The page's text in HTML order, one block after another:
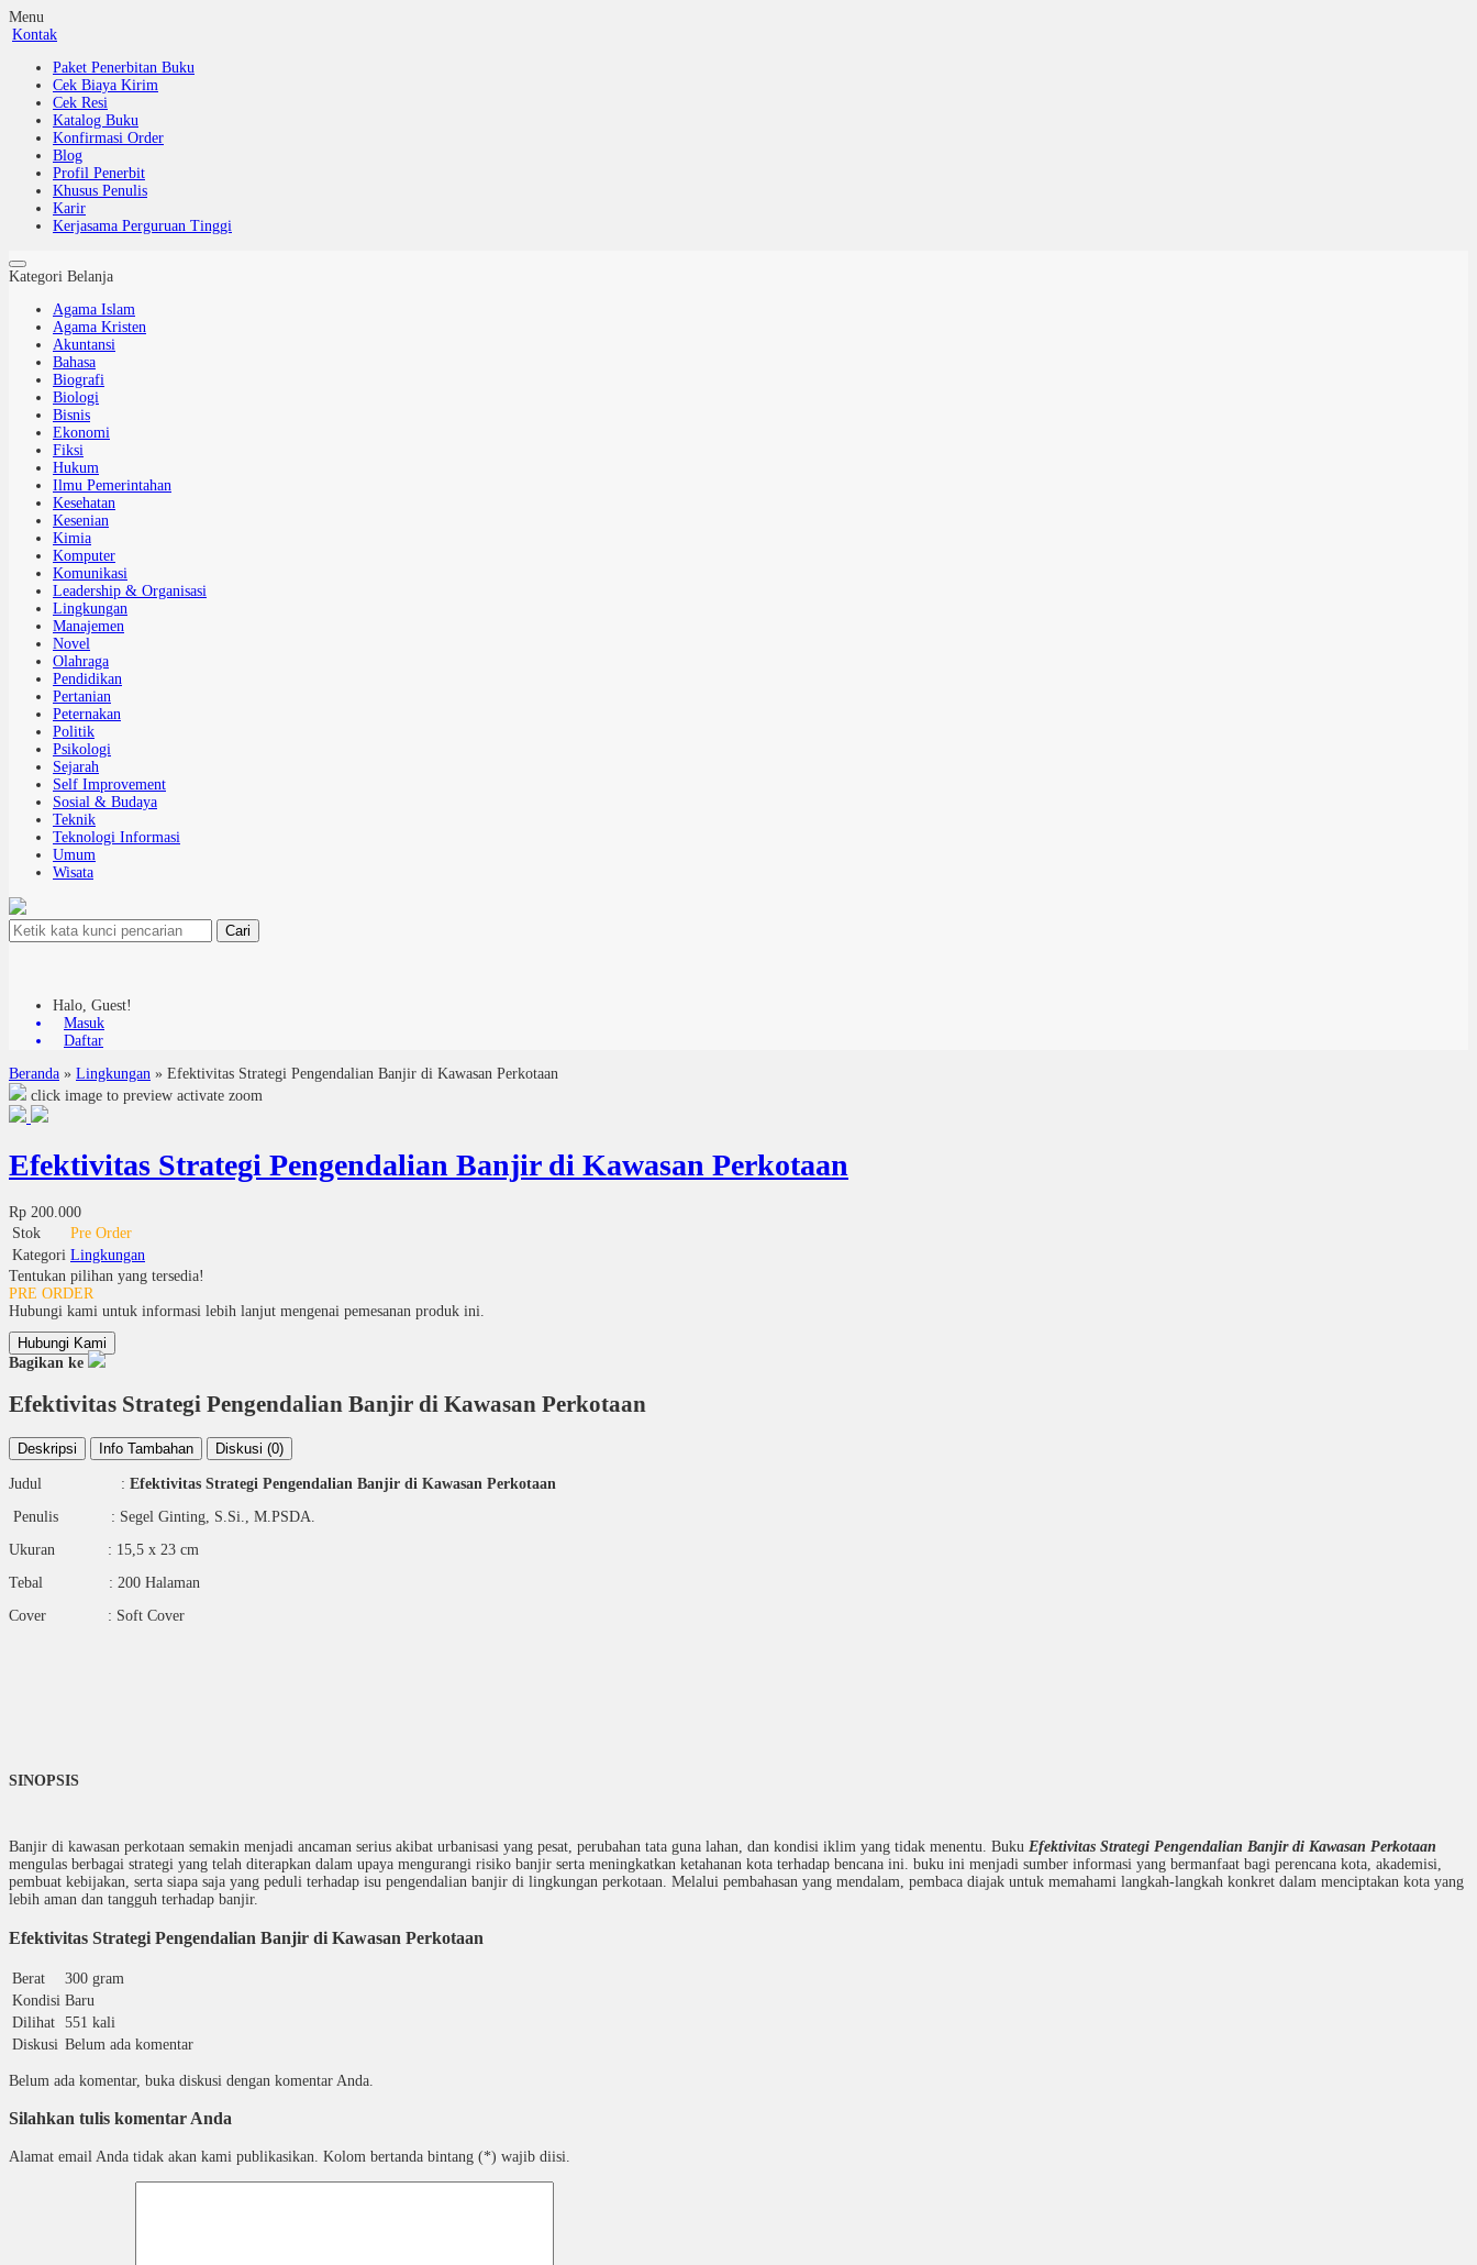
Menu
Kontak
Paket Penerbitan Buku
Cek Biaya Kirim
Cek Resi
Katalog Buku
Konfirmasi Order
Blog
Profil Penerbit
Khusus Penulis
Karir
Kerjasama Perguruan Tinggi
Kategori Belanja
Agama Islam
Agama Kristen
Akuntansi
Bahasa
Biografi
Biologi
Bisnis
Ekonomi
Fiksi
Hukum
Ilmu Pemerintahan
Kesehatan
Kesenian
Kimia
Komputer
Komunikasi
Leadership & Organisasi
Lingkungan
Manajemen
Novel
Olahraga
Pendidikan
Pertanian
Peternakan
Politik
Psikologi
Sejarah
Self Improvement
Sosial & Budaya
Teknik
Teknologi Informasi
Umum
Wisata
Cari
Halo, Guest!
Masuk
Daftar
Beranda » Lingkungan » Efektivitas Strategi Pengendalian Banjir di Kawasan Perkotaan
click image to preview activate zoom
Efektivitas Strategi Pengendalian Banjir di Kawasan Perkotaan
Rp 200.000
Stok
Pre Order
Kategori Lingkungan
Tentukan pilihan yang tersedia!
PRE ORDER
Hubungi kami untuk informasi lebih lanjut mengenai pemesanan produk ini.
Hubungi Kami
Bagikan ke
Efektivitas Strategi Pengendalian Banjir di Kawasan Perkotaan
Deskripsi Info Tambahan Diskusi (0)
Judul : Efektivitas Strategi Pengendalian Banjir di Kawasan Perkotaan
Penulis : Segel Ginting, S.Si., M.PSDA.
Ukuran : 15,5 x 23 cm
Tebal : 200 Halaman
Cover : Soft Cover
SINOPSIS
Banjir di kawasan perkotaan semakin menjadi ancaman serius akibat urbanisasi yang pesat, perubahan tata guna lahan, dan kondisi iklim yang tidak menentu. Buku Efektivitas Strategi Pengendalian Banjir di Kawasan Perkotaan
mengulas berbagai strategi yang telah diterapkan dalam upaya mengurangi risiko banjir serta meningkatkan ketahanan kota terhadap bencana ini. buku ini menjadi sumber informasi yang bermanfaat bagi perencana kota, akademisi,
pembuat kebijakan, serta siapa saja yang peduli terhadap isu pengendalian banjir di lingkungan perkotaan. Melalui pembahasan yang mendalam, pembaca diajak untuk memahami langkah-langkah konkret dalam menciptakan kota yang
lebih aman dan tangguh terhadap banjir.
Efektivitas Strategi Pengendalian Banjir di Kawasan Perkotaan
Berat
300 gram
Kondisi Baru
Dilihat 551 kali
Diskusi Belum ada komentar
Belum ada komentar, buka diskusi dengan komentar Anda.
Silahkan tulis komentar Anda
Alamat email Anda tidak akan kami publikasikan. Kolom bertanda bintang (*) wajib diisi.